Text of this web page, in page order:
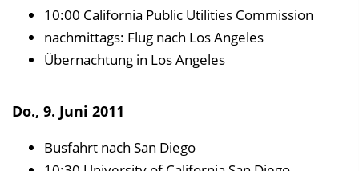
10:00 California Public Utilities Commission
nachmittags: Flug nach Los Angeles
Übernachtung in Los Angeles
Do., 9. Juni 2011
Busfahrt nach San Diego